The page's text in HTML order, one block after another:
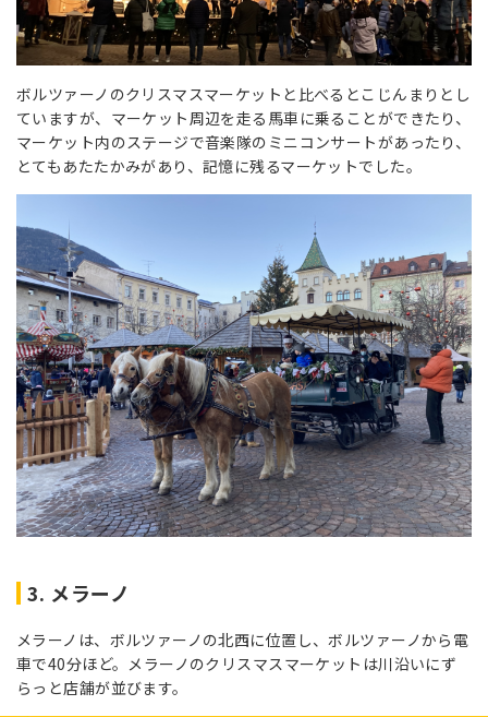
ボルツァーノのクリスマスマーケットと比べるとこじんまりとし
ていますが、マーケット周辺を走る馬車に乗ることができたり、
マーケット内のステージで音楽隊のミニコンサートがあったり、
とてもあたたかみがあり、記憶に残るマーケットでした。
3. メラーノ
メラーノは、ボルツァーノの北西に位置し、ボルツァーノから電
車で40分ほど。メラーノのクリスマスマーケットは川沿いにず
らっと店舗が並びます。